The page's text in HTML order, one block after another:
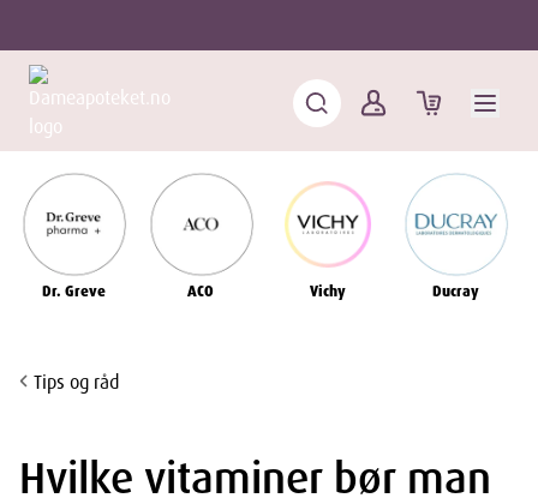
Dr. Greve ACO Vichy Ducray
Tips og råd
Hvilke vitaminer bør man